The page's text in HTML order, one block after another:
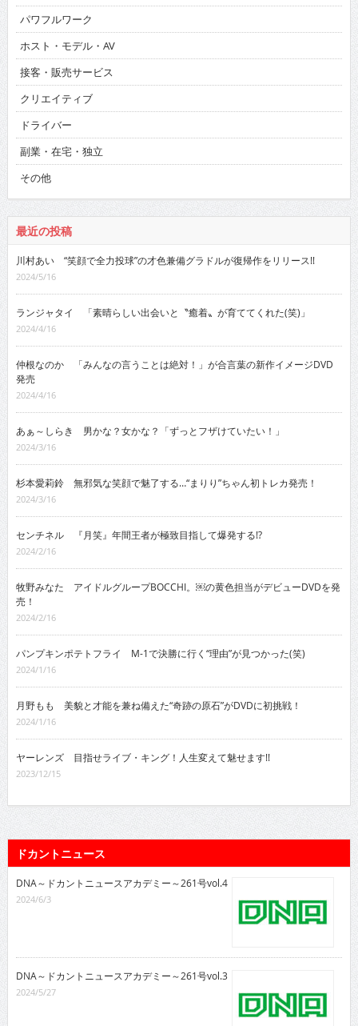
パワフルワーク
ホスト・モデル・AV
接客・販売サービス
クリエイティブ
ドライバー
副業・在宅・独立
その他
最近の投稿
川村あい “笑顔で全力投球”の才色兼備グラドルが復帰作をリリース!!
2024/5/16
ランジャタイ 「素晴らしい出会いと〝癒着〟が育ててくれた(笑)」
2024/4/16
仲根なのか 「みんなの言うことは絶対！」が合言葉の新作イメージDVD
発売
2024/4/16
あぁ～しらき 男かな？女かな？「ずっとフザけていたい！」
2024/3/16
杉本愛莉鈴 無邪気な笑顔で魅了する…“まりり”ちゃん初トレカ発売！
2024/3/16
センチネル 『月笑』年間王者が極致目指して爆発する!?
2024/2/16
牧野みなた アイドルグループBOCCHI。￼の黄色担当がデビューDVDを発
売！
2024/2/16
パンプキンポテトフライ M-1で決勝に行く“理由”が見つかった(笑)
2024/1/16
月野もも 美貌と才能を兼ね備えた“奇跡の原石”がDVDに初挑戦！
2024/1/16
ヤーレンズ 目指せライブ・キング！人生変えて魅せます!!
2023/12/15
ドカントニュース
DNA～ドカントニュースアカデミー～261号vol.4
2024/6/3
DNA～ドカントニュースアカデミー～261号vol.3
2024/5/27